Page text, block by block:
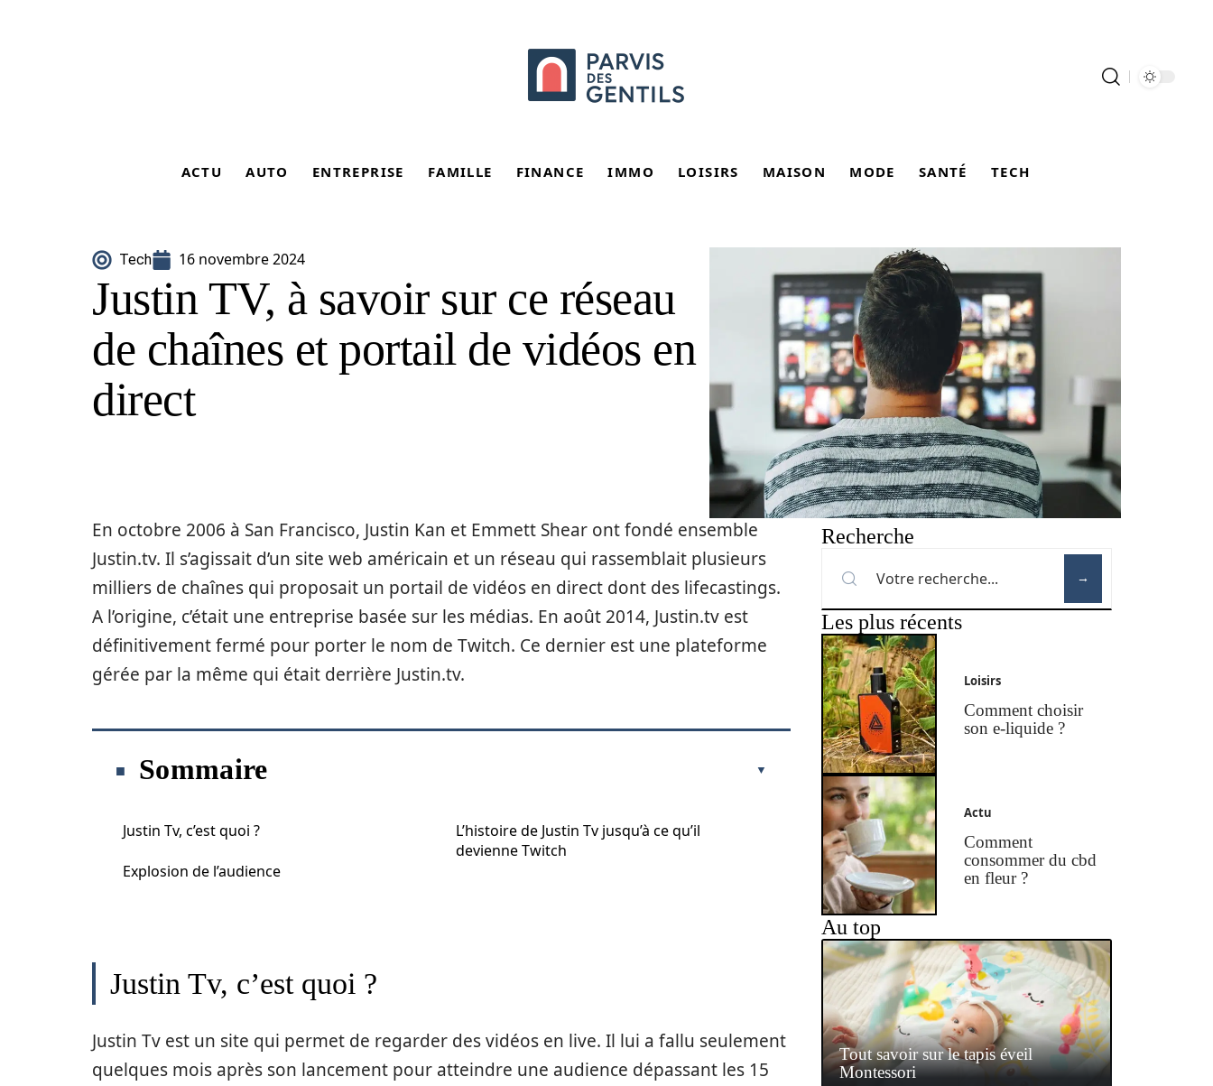
ACTU AUTO ENTREPRISE FAMILLE FINANCE IMMO LOISIRS MAISON MODE SANTÉ TECH
Tech 16 novembre 2024
Justin TV, à savoir sur ce réseau
de chaînes et portail de vidéos en
direct
En octobre 2006 à San Francisco, Justin Kan et Emmett Shear ont fondé ensemble
Justin.tv. Il s’agissait d’un site web américain et un réseau qui rassemblait plusieurs
milliers de chaînes qui proposait un portail de vidéos en direct dont des lifecastings.
A l’origine, c’était une entreprise basée sur les médias. En août 2014, Justin.tv est
définitivement fermé pour porter le nom de Twitch. Ce dernier est une plateforme
gérée par la même qui était derrière Justin.tv.
Sommaire
Justin Tv, c’est quoi ?
Explosion de l’audience
L’histoire de Justin Tv jusqu’à ce qu’il
devienne Twitch
Justin Tv, c’est quoi ?
Justin Tv est un site qui permet de regarder des vidéos en live. Il lui a fallu seulement
quelques mois après son lancement pour atteindre une audience dépassant les 15
Recherche
Les plus récents
Loisirs
Comment choisir
son e-liquide ?
Actu
Comment
consommer du cbd
en fleur ?
Au top
Tout savoir sur le tapis éveil
Montessori